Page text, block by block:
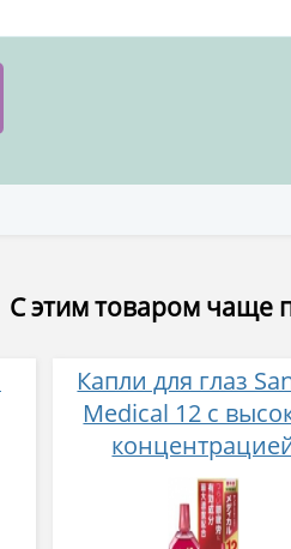
С этим товаром чаще
Капли для глаз
Medical 12 с
активных
12 мл